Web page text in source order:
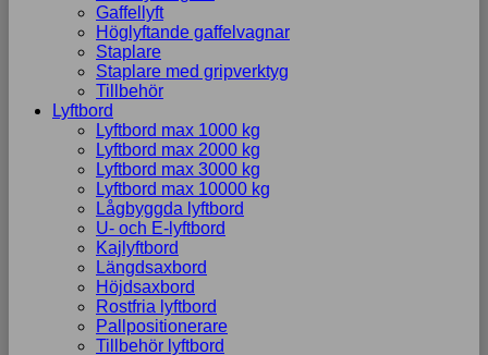
Gaffellyft
Höglyftande gaffelvagnar
Staplare
Staplare med gripverktyg
Tillbehör
Lyftbord
Lyftbord max 1000 kg
Lyftbord max 2000 kg
Lyftbord max 3000 kg
Lyftbord max 10000 kg
Lågbyggda lyftbord
U- och E-lyftbord
Kajlyftbord
Längdsaxbord
Höjdsaxbord
Rostfria lyftbord
Pallpositionerare
Tillbehör lyftbord